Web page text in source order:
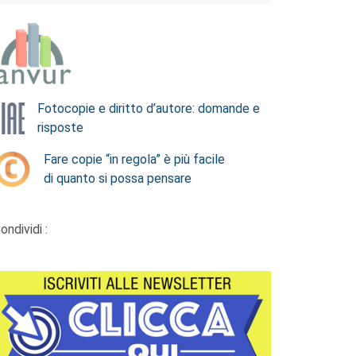
Fotocopie e diritto d’autore: domande e
risposte
Fare copie “in regola” è più facile
di quanto si possa pensare
: